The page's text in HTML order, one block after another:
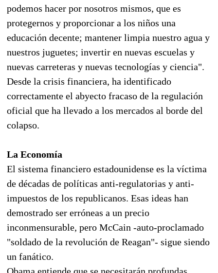
podemos hacer por nosotros mismos, que es
protegernos y proporcionar a los niños una
educación decente; mantener limpia nuestro agua y
nuestros juguetes; invertir en nuevas escuelas y
nuevas carreteras y nuevas tecnologías y ciencia".
Desde la crisis financiera, ha identificado
correctamente el abyecto fracaso de la regulación
oficial que ha llevado a los mercados al borde del
colapso.
La Economía
El sistema financiero estadounidense es la víctima
de décadas de políticas anti-regulatorias y anti-
impuestos de los republicanos. Esas ideas han
demostrado ser erróneas a un precio
inconmensurable, pero McCain -auto-proclamado
"soldado de la revolución de Reagan"- sigue siendo
un fanático.